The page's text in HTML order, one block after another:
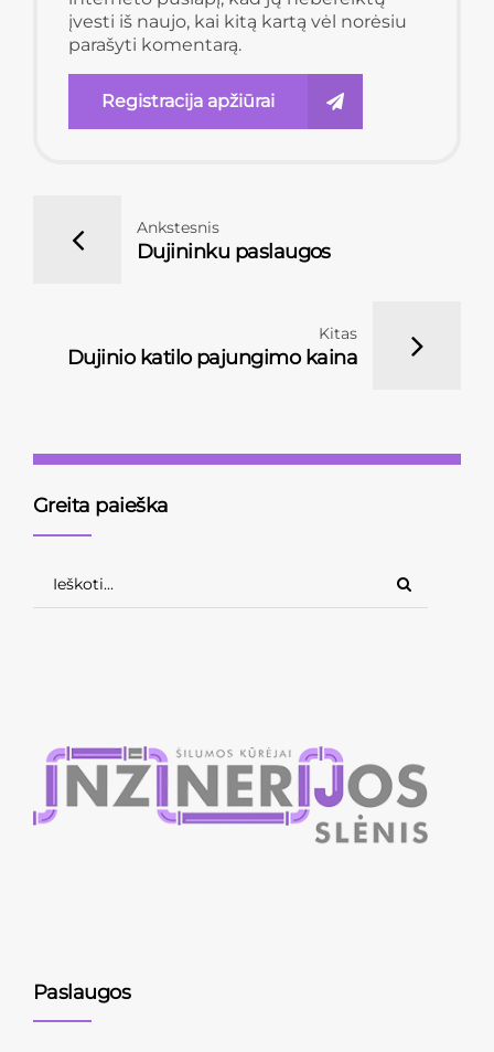
įvesti iš naujo, kai kitą kartą vėl norėsiu
parašyti komentarą.
Registracija apžiūrai
Ankstesnis
Dujininku paslaugos
Kitas
Dujinio katilo pajungimo kaina
Greita paieška
Paslaugos